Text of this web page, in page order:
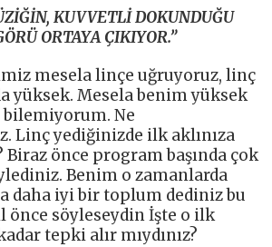
KUVVETLİ DOKUNDUĞU
ORTAYA ÇIKIYOR.”
mesela linçe uğruyoruz, linç
da yüksek. Mesela benim yüksek
Ne
Linç yediğinizde ilk aklınıza
Biraz önce program başında çok
Benim o zamanlarda
daha iyi bir toplum dediniz bu
önce söyleseydin İşte o ilk
tepki alır mıydınız?